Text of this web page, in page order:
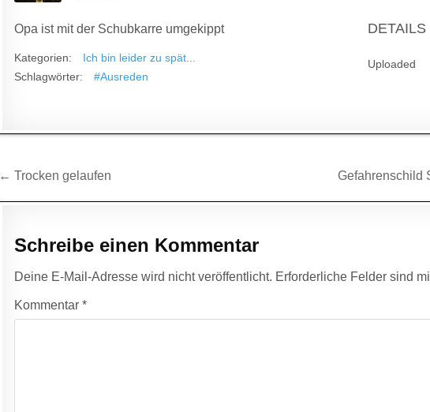
Opa ist mit der Schubkarre umgekippt
Kategorien:
Ich bin leider zu spät...
Schlagwörter:
#Ausreden
DETAILS
Uploaded
Beitragsnavigation
← Trocken gelaufen Gefahrenschild
Schreibe einen Kommentar
Deine E-Mail-Adresse wird nicht veröffentlicht. Erforderliche Felder sind
Kommentar*